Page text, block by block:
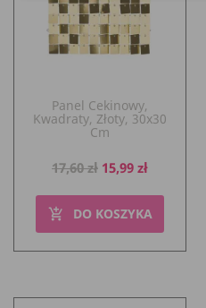
Panel Cekinowy,
Kwadraty, Złoty, 30x30
Cm
Cena
17,60 zł Cena
15,99 zł
add_shopping_cart DO KOSZYKA